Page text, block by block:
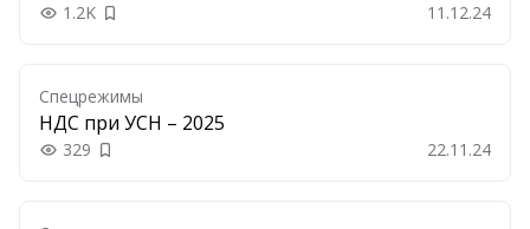
1.2K Добавить в закладки 11.12.24
Спецрежимы
НДС при УСН – 2025
329 Добавить в закладки 22.11.24